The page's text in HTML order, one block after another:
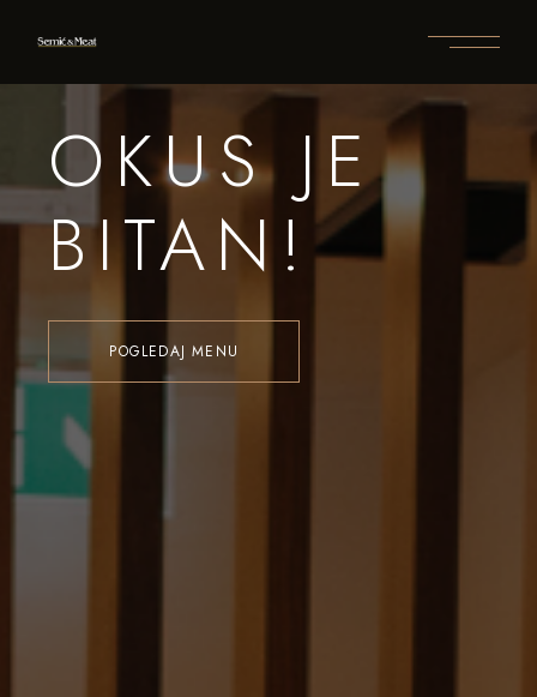
OKUS JE
BITAN!
POGLEDAJ MENU